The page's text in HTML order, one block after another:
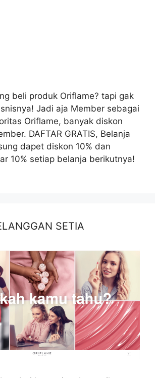
beli produk Oriflame? tapi gak
Jadi aja Member sebagai
Oriflame, banyak diskon
DAFTAR GRATIS, Belanja
dapet diskon 10% dan
10% setiap belanja berikutnya!
SETIA